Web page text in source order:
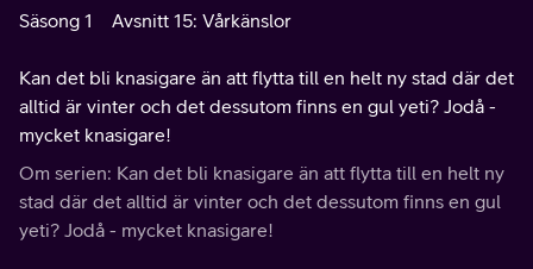
Säsong 1 Avsnitt 15: Vårkänslor
Kan det bli knasigare än att flytta till en helt ny stad där det
alltid är vinter och det dessutom finns en gul yeti? Jodå -
mycket knasigare!
Om serien: Kan det bli knasigare än att flytta till en helt ny
stad där det alltid är vinter och det dessutom finns en gul
yeti? Jodå - mycket knasigare!